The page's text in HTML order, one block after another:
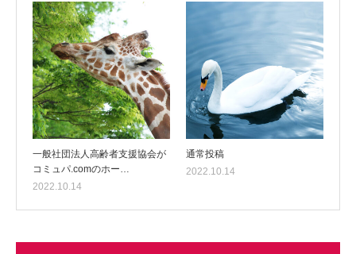
一般社団法人高齢者支援協会が
コミュパ.comのホー…
2022.10.14
通常投稿
2022.10.14